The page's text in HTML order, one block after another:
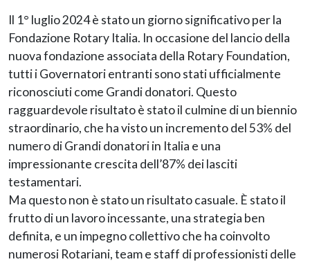
Il 1° luglio 2024 è stato un giorno significativo per la
Fondazione Rotary Italia. In occasione del lancio della
nuova fondazione associata della Rotary Foundation,
tutti i Governatori entranti sono stati ufficialmente
riconosciuti come Grandi donatori. Questo
ragguardevole risultato è stato il culmine di un biennio
straordinario, che ha visto un incremento del 53% del
numero di Grandi donatori in Italia e una
impressionante crescita dell’87% dei lasciti
testamentari.
Ma questo non è stato un risultato casuale. È stato il
frutto di un lavoro incessante, una strategia ben
definita, e un impegno collettivo che ha coinvolto
numerosi Rotariani, team e staff di professionisti delle